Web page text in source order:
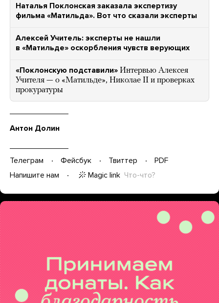
Наталья Поклонская заказала экспертизу
фильма «Матильда». Вот что сказали эксперты
Алексей Учитель: эксперты не нашли
в «Матильде» оскорбления чувств верующих
«Поклонскую подставили» Интервью Алексея
Учителя — о «Матильде», Николае II и проверках
прокуратуры
Антон Долин
Телеграм Фейсбук Твиттер
PDF
Напишите нам
Magic link Что-что?